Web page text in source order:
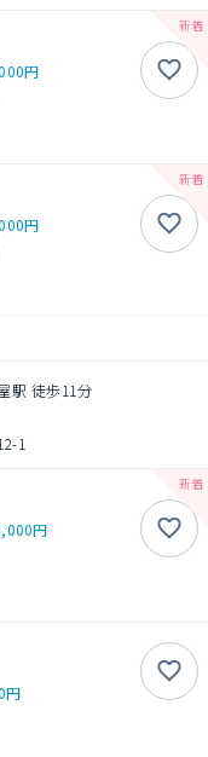
円
円
駅 徒歩11分
1
円
円